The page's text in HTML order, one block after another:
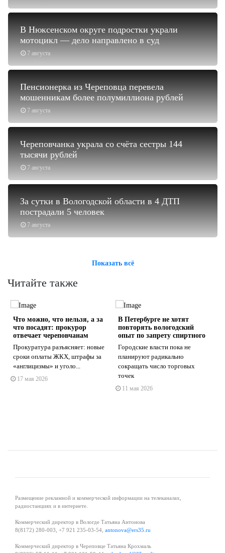
7 августа
В Нюксенском округе подростки украли
мотоцикл — дело направлено в суд
7 августа
Пенсионерка из Череповца перевела
мошенникам более полумиллиона рублей
7 августа
Череповчанка украла со счёта сестры 144
тысячи рублей
7 августа
За сутки в Вологодской области в 4 ДТП
пострадали 5 человек
Показать всё
Читайте также
Что можно, что нельзя, а за
что посадят: прокурор
отвечает череповчанам
Прокуратура разъясняет: новые
сроки оплаты ЖКХ, штрафы за
«англицизмы» и уголо...
17 мая 2026
В Петербурге не хотят
повторять вологодский
опыт по запрету спиртного
Городские власти пока не
планируют радикально
сокращать число торговых
точек
11 мая 2026
Размещение рекламной и коммерческой информации на телеканалах,
радиостанциях и в интернете.
Коммерческий директор в Вологде Татьяна Антонова
8(8172) 280-003, +7 921 235-03-54, antonova@ers35.ru
Коммерческий директор в Череповце Татьяна Крохмаль